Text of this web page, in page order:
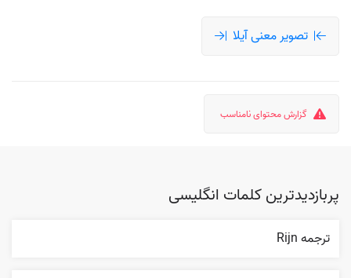
تصویر معنی آیلا
گزارش محتوای نامناسب
پربازدیدترین کلمات انگلیسی
ترجمه Rijn